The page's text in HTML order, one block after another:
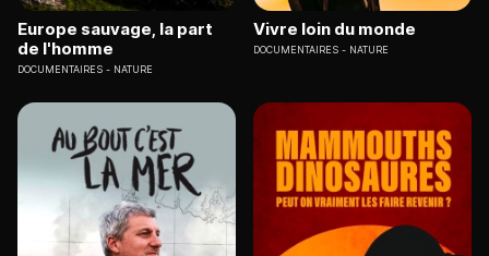
Europe sauvage, la part
de l'homme
DOCUMENTAIRES NATURE
Vivre loin du monde
DOCUMENTAIRES NATURE